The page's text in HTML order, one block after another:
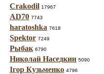
Crakodil 17967
AD70 7743
haratoshka 7618
Spektor 7249
Рыбак 6790
Николай Наседкин 5090
Ігор Кузьменко 4796